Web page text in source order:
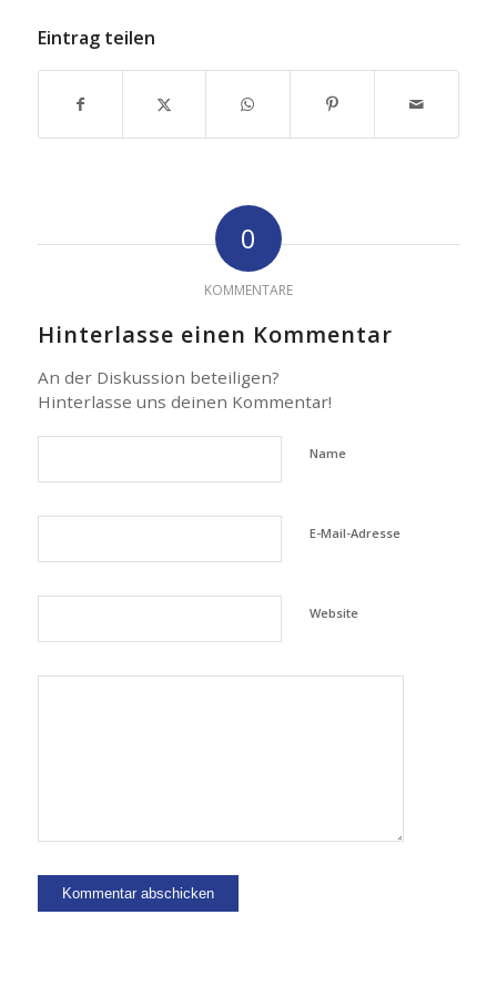
Eintrag teilen
0
KOMMENTARE
Hinterlasse einen Kommentar
An der Diskussion beteiligen?
Hinterlasse uns deinen Kommentar!
Name
E-Mail-Adresse
Website